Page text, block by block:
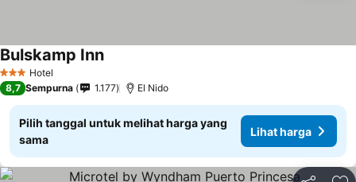
3 BintangHotel
Bulskamp InnLihat harga
8,7 Sempurna 1.177 El Nido
Pilih tanggal untuk melihat harga yang
sama
Lihat harga